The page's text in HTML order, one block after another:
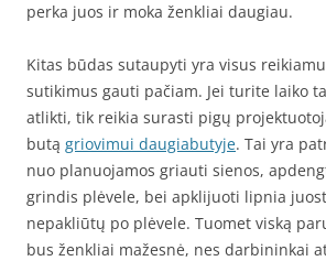
perka juos ir moka ženkliai daugiau.
Kitas būdas sutaupyti yra visus
sutikimus gauti pačiam. Jei turite laiko
atlikti, tik reikia surasti pigų
butą griovimui daugiabutyje. Tai yra
nuo planuojamos griauti sienos,
grindis plėvele, bei apklijuoti lipnia
nepakliūtų po plėvele. Tuomet viską
bus ženkliai mažesnė, nes darbininkai